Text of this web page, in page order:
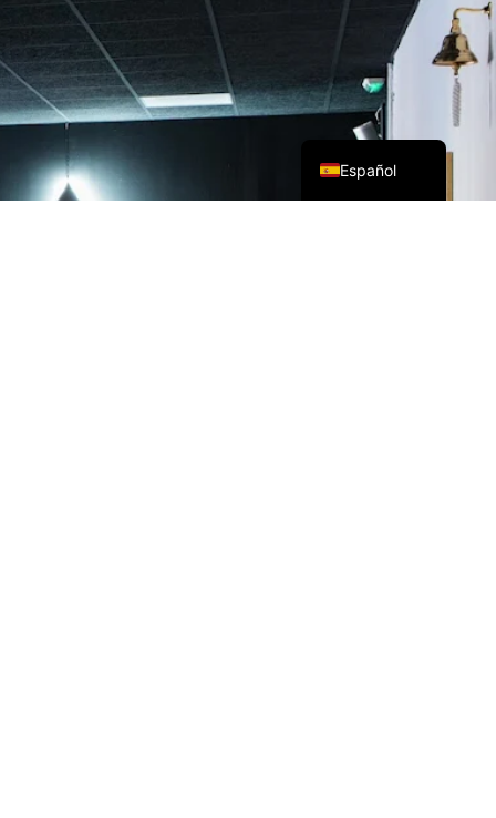
Español
English (UK)